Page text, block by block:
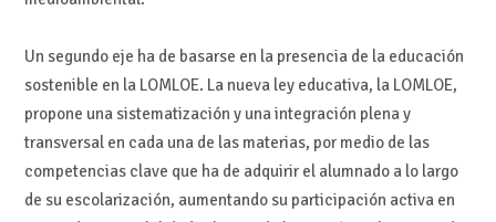
Un segundo eje ha de basarse en la presencia de la educación
sostenible en la LOMLOE. La nueva ley educativa, la LOMLOE,
propone una sistematización y unaintegración plenay
transversal en cada una de las materias, por medio de las
competencias clave que ha de adquirir el alumnado a lo largo
de su escolarización, aumentando su participación activa en